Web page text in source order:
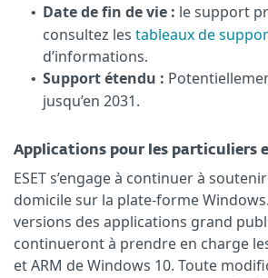
• Date de fin de vie : le support
consultez les tableaux de
d’informations.
• Support étendu :
jusqu’en 2031.
Applications pour les particuliers
ESET s’engage à continuer à
domicile sur la plate-forme
versions des applications grand
continueront à prendre en charge
et ARM de Windows 10. Toute